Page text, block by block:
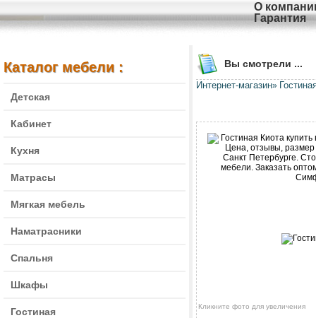
О
Гарантия
Каталог мебели :
Детская
Кабинет
Кухня
Матрасы
Мягкая мебель
Наматрасники
Спальня
Шкафы
Гостиная
Вы смотрели ...
Интернет-магазин»
Кликните фото для увеличения